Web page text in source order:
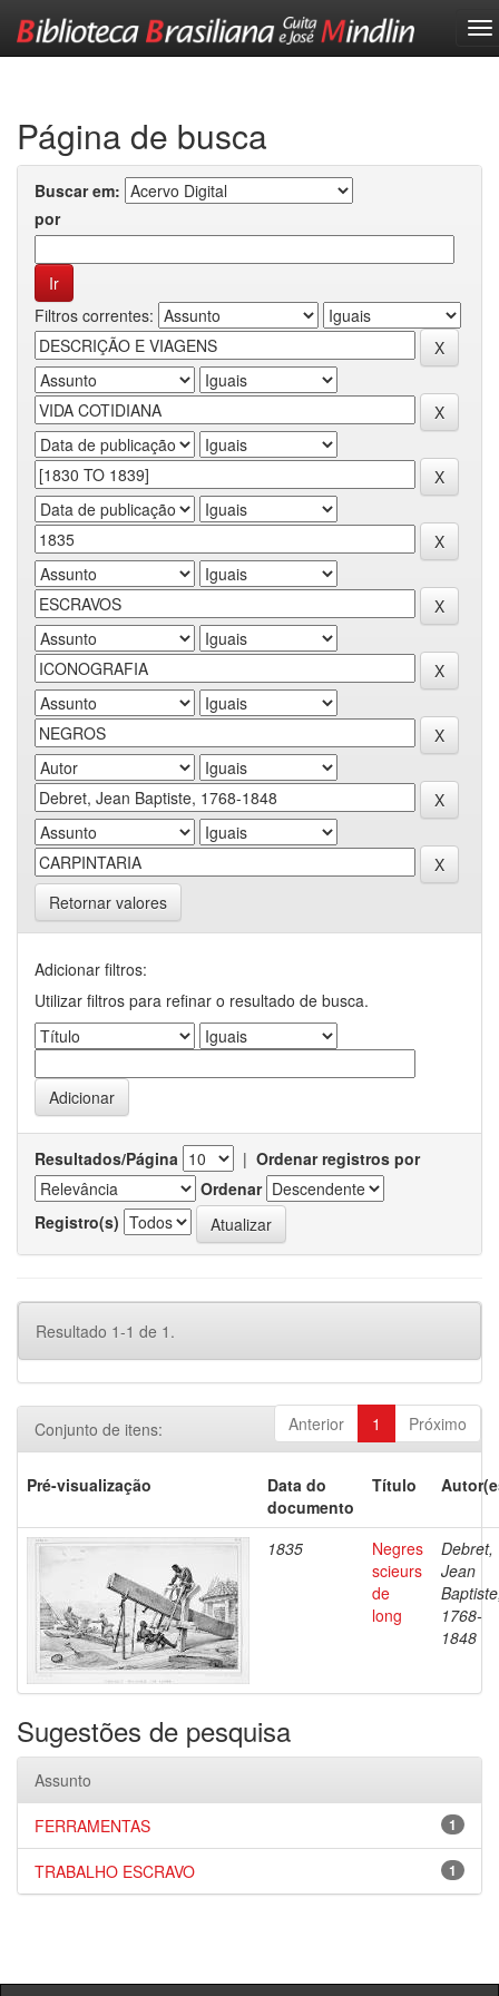
Página de busca
Buscar em:
por
Filtros correntes:
Retornar valores
Adicionar filtros:
Utilizar filtros para refinar o resultado de busca.
Resultados/Página | Ordenar registros por
Ordenar
Registro(s)
Resultado 1-1 de 1.
Anterior 1 Próximo
Conjunto de itens:
Pré-visualização
Data do
documento
Título
1835
Negres
scieurs
de
long
Debret,
Jean
1768-
1848
Sugestões de pesquisa
Assunto
1
FERRAMENTAS
1
TRABALHO ESCRAVO